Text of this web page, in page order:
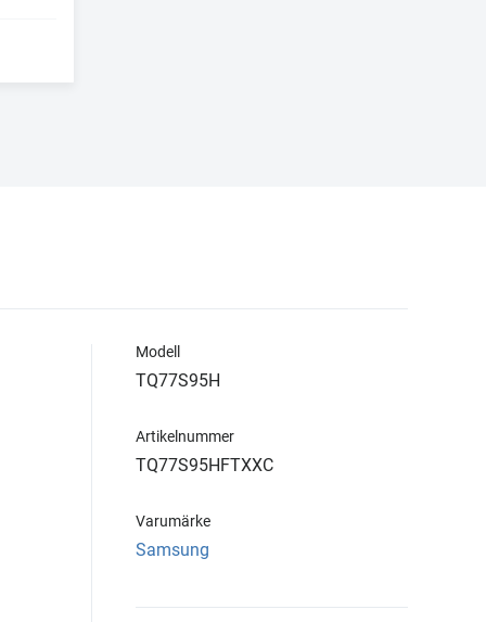
Modell
TQ77S95H
Artikelnummer
TQ77S95HFTXXC
Varumärke
Samsung